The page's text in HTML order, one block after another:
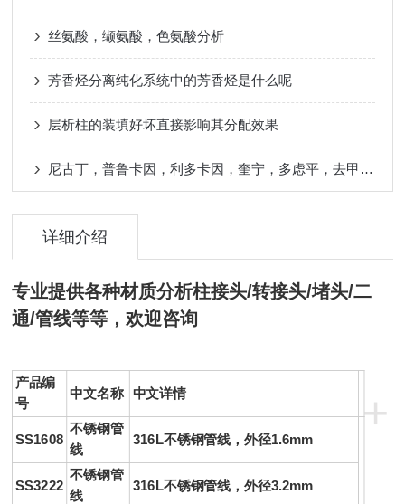
丝氨酸，缬氨酸，色氨酸分析
芳香烃分离纯化系统中的芳香烃是什么呢
层析柱的装填好坏直接影响其分配效果
尼古丁，普鲁卡因，利多卡因，奎宁，多虑平，去甲替林，阿米替林分析
详细介绍
专业提供各种材质分析柱接头/转接头/堵头/二
通/管线等等，欢迎咨询
+
产品编
号
中文名称 中文详情
SS1608
不锈钢管
线
316L不锈钢管线，外径1.6mm
SS3222
不锈钢管
线
316L不锈钢管线，外径3.2mm